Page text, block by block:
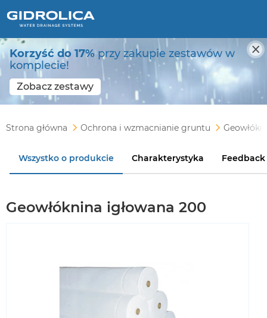
Korzyść do 17% przy zakupie zestawów w
komplecie!
Zobacz zestawy
Strona główna Ochrona i wzmacnianie gruntu
Wszystko o produkcie Charakterystyka
Geowłóknina igłowana 200